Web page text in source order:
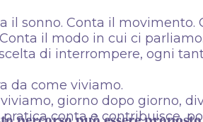
il sonno. Conta il
il modo in cui ci
di interrompere, ogni
da come viviamo.
giorno dopo giorno,
conta e contribuisce,